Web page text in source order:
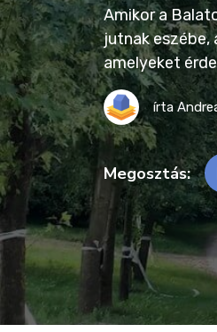
Amikor a
jutnak eszébe,
amelyeket
írta
Megosztás: